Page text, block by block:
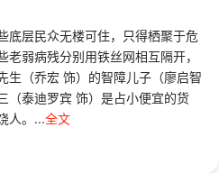
层民众无楼可住，只得栖聚于危
老弱病残分别用铁丝网相互隔开，
生（乔宏 饰）的智障儿子（廖启智
（泰迪罗宾 饰）是占小便宜的货
人。...全文